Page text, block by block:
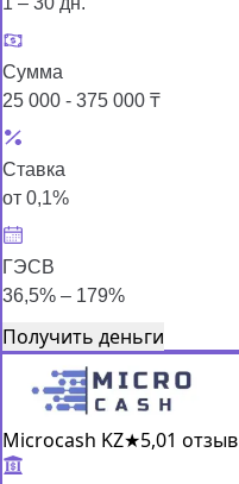
Сумма
25 000 - 375 000 ₸
Ставка
от 0,1%
ГЭСВ
36,5% – 179%
Получить деньги
Microcash KZ★5,01 отзыв